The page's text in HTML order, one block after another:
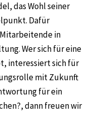
das Wohl seiner
Dafür
in
Wer sich für eine
interessiert sich für
mit Zukunft
für ein
dann freuen wir